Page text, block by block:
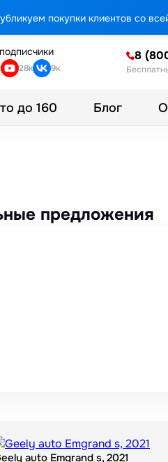
покупки клиентов со
28к 9к
8
до 160 Блог
предложения
auto Emgrand s, 2021